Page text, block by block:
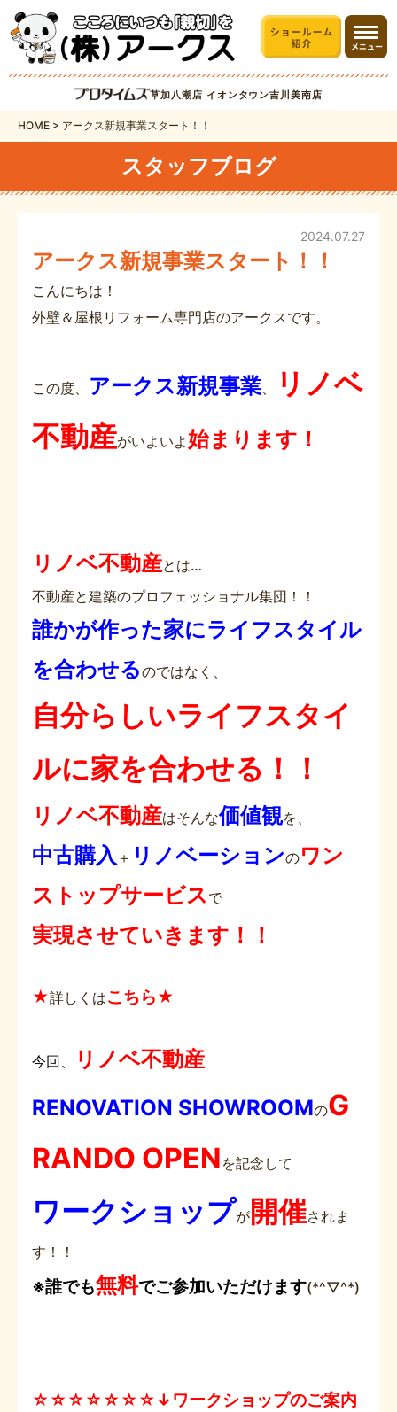
草加八潮店 イオンタウン吉川美南店
HOME > アークス新規事業スタート！！
スタッフブログ
アークス新規事業スタート！！
2024.07.27
こんにちは！
外壁＆屋根リフォーム専門店のアークスです。
この度、 アークス新規事業、
リノベ
不動産がいよいよ始まります！
リノベ不動産とは…
不動産と建築のプロフェッショナル集団！！
誰かが作った家にライフスタイル
を合わせるのではなく、
自分らしいライフスタイ
ルに家を合わせる！！
リノベ不動産はそんな価値観を、
中古購入 ＋ リノベーションのワン
ストップサービス で
実現させていきます ！！
★詳しくはこちら★
今回、
リノベ不動産
RENOVATION SHOWROOMのG
RANDO OPEN を記念して
ワークショップが 開催されま
す！！
※誰でも無料でご参加いただけます(*^▽^*)
☆☆☆☆☆☆☆↓ワークショップのご案内